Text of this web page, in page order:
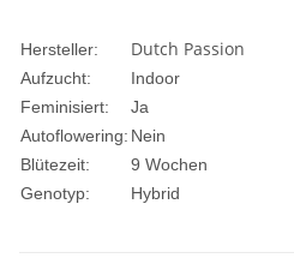
Hersteller: Dutch Passion
Aufzucht:
Indoor
Feminisiert:
Ja
Autoflowering: Nein
Blütezeit:
9 Wochen
Genotyp:
Hybrid